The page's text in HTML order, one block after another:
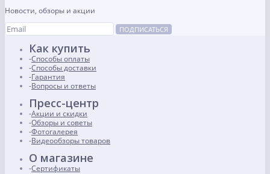
Новости, обзоры и акции
ПОДПИСАТЬСЯ
Как купить
Способы оплаты
Способы доставки
Гарантия
Вопросы и ответы
Пресс-центр
Акции и скидки
Обзоры и советы
Фотогалерея
Видеообзоры товаров
О магазине
Сертификаты